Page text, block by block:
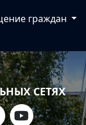
граждан
СЕТЯХ